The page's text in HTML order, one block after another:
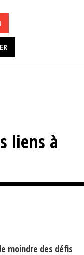
liens à
moindre des défis